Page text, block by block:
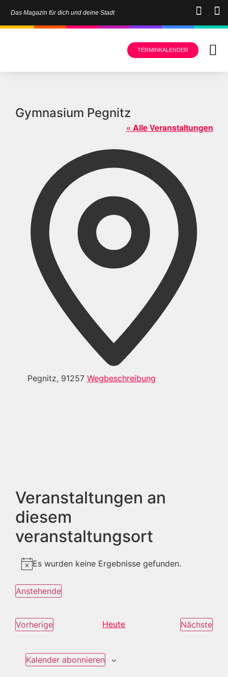
Das Magazin für dich und deine Stadt
TERMINKALENDER
Gymnasium Pegnitz
« Alle Veranstaltungen
Pegnitz, 91257 Wegbeschreibung
Veranstaltungen an
diesem
veranstaltungsort
Hinweis
Es wurden keine Ergebnisse gefunden.
Anstehende
Datum
VorherigeVeranstaltungenHeute Nächste
Kalender abonnieren